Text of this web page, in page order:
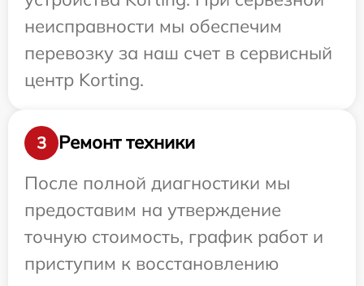
неисправности мы обеспечим
перевозку за наш счет в сервисный
центр Korting.
3
Ремонт техники
После полной диагностики мы
предоставим на утверждение
точную стоимость, график работ и
приступим к восстановлению